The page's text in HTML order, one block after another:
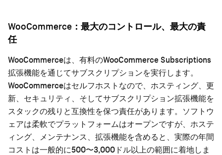
WooCommerce：最大のコントロール、最大の責
任
WooCommerceは、有料のWooCommerce Subscriptions
拡張機能を通じてサブスクリプションを実行します。
WooCommerceはセルフホストなので、ホスティング、更
新、セキュリティ、そしてサブスクリプション拡張機能を
スタックの残りと互換性を保つ責任があります。ソフトウ
ェアは柔軟でプラットフォームはオープンですが、ホステ
ィング、メンテナンス、拡張機能を含めると、実際の年間
コストは一般的に500〜3,000ドル以上の範囲に着地しま